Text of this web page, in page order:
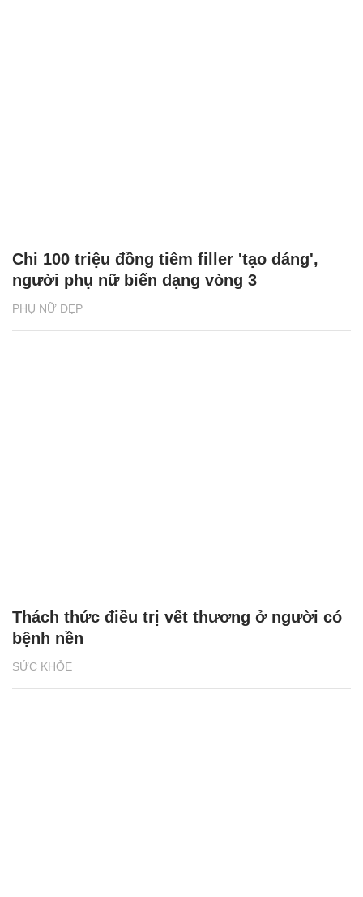
PHỤ NỮ ĐẸP
Chi 100 triệu đồng tiêm filler 'tạo dáng',
người phụ nữ biến dạng vòng 3
SỨC KHỎE
Thách thức điều trị vết thương ở người có
bệnh nền